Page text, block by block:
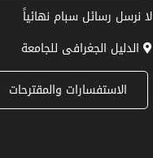
لا نرسل رسائل سبام نهائياً
الدليل الجغرافى للجامعة
الاستفسارات والمقترحات